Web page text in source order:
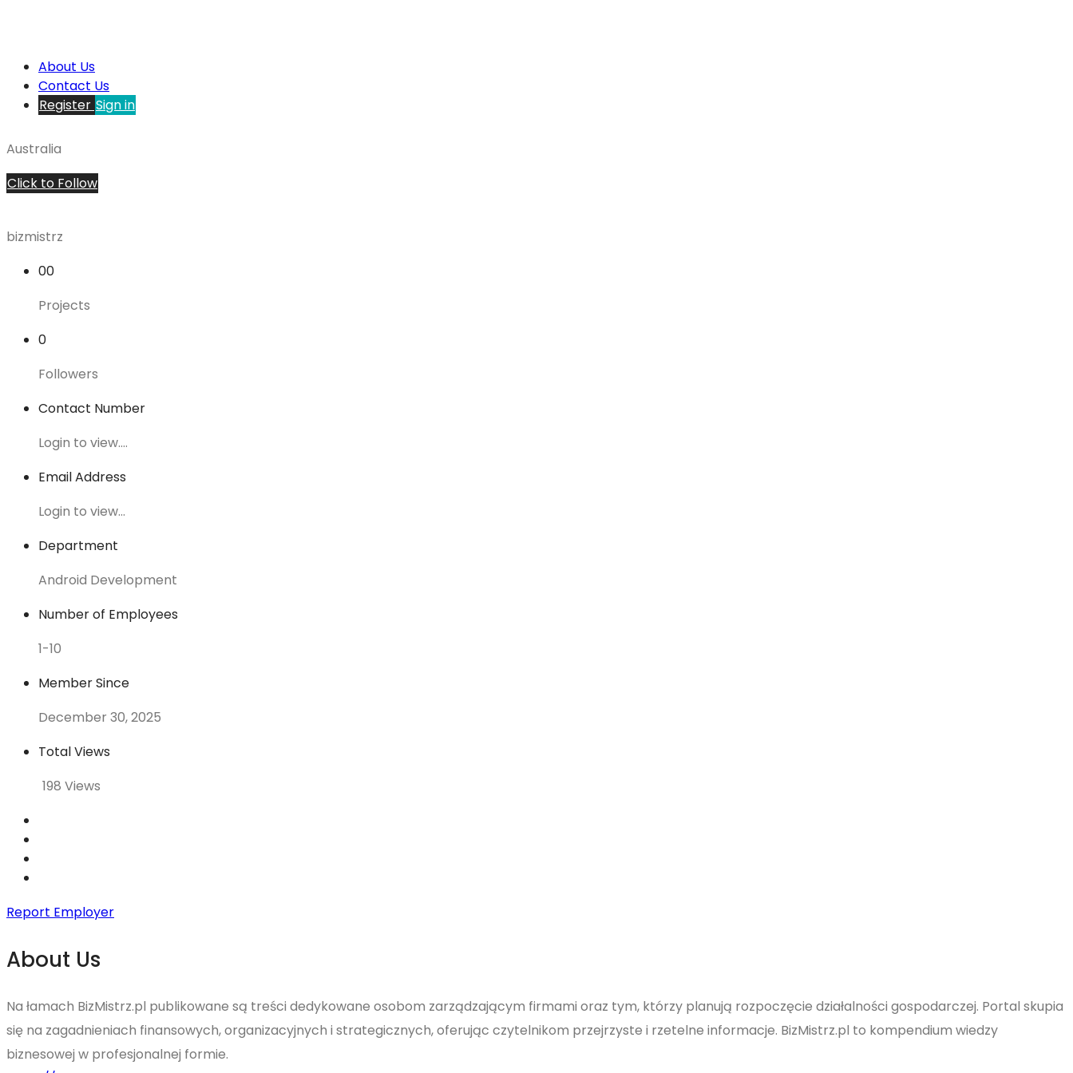
About Us
Contact Us
Register Sign in
Australia
Click to Follow
bizmistrz
00
Projects
0
Followers
Contact Number
Login to view....
Email Address
Login to view...
Department
Android Development
Number of Employees
1-10
Member Since
December 30, 2025
Total Views
198 Views
Report Employer
About Us
Na łamach BizMistrz.pl publikowane są treści dedykowane osobom zarządzającym firmami oraz tym, którzy planują rozpoczęcie działalności gospodarczej. Portal skupia
się na zagadnieniach finansowych, organizacyjnych i strategicznych, oferując czytelnikom przejrzyste i rzetelne informacje. BizMistrz.pl to kompendium wiedzy
biznesowej w profesjonalnej formie.